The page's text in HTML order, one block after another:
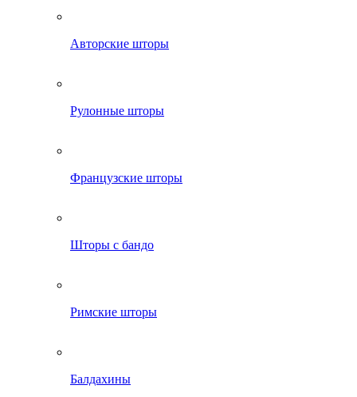
Авторские шторы
Рулонные шторы
Французские шторы
Шторы с бандо
Римские шторы
Балдахины